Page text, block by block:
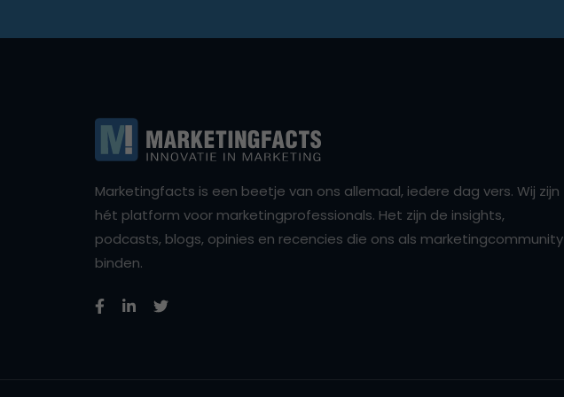
Marketingfacts is een beetje van ons allemaal, iedere dag vers. Wij zijn
hét platform voor marketingprofessionals. Het zijn de insights,
podcasts, blogs, opinies en recencies die ons als marketingcommunity
binden.